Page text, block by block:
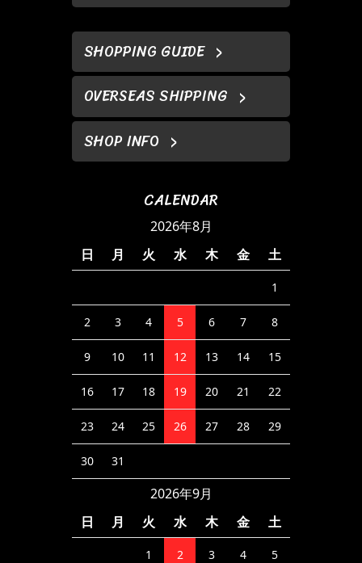
SHOPPING GUIDE
OVERSEAS SHIPPING
SHOP INFO
CALENDAR
2026年8月
日
月 火 水 木 金 土
1
2 3 4 5 6 7 8
9 10 11 12 13 14 15
16 17 18 19 20 21 22
23 24 25 26 27 28 29
30 31
2026年9月
日
月 火 水 木 金 土
1 2 3 4 5